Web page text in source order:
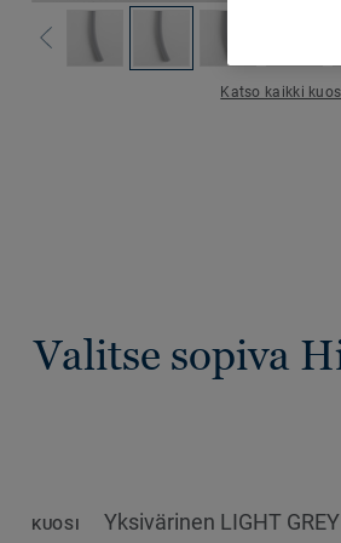
Katso kaikki
Valitse sopiva
KUOSI Yksivärinen LIGHT